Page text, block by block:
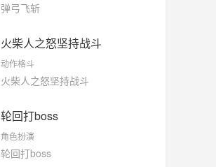
弹弓飞斩
火柴人之怒坚持战斗
动作格斗
火柴人之怒坚持战斗
轮回打boss
角色扮演
轮回打boss